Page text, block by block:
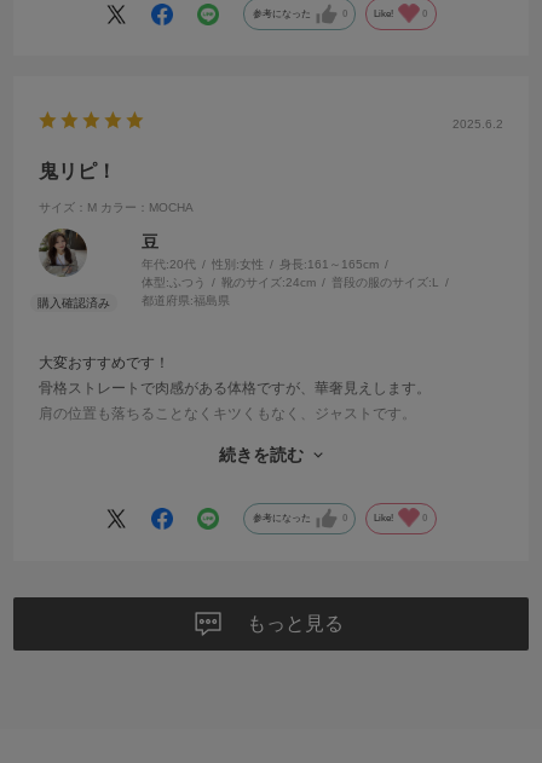
参考になった 0 Like! 0
2025.6.2
鬼リピ！
サイズ：M カラー：MOCHA
豆
年代:20代 性別:女性 身長:161～165cm
体型: ふつう 靴のサイズ:24cm 普段の服のサイズ:L
都道府県:福島県
大変おすすめです！
骨格ストレートで肉感がある体格ですが、華奢見えします。
肩の位置も落ちることなくキツくもなく、ジャストです。
生地感も良く夏も涼しく着れる点と、薄生地ですが型崩れなく体型カ
友人が着てみたいとのことで貸しましたが、とても気に入り、その場
それくらいとても推しなジャケットです！
続きを読む
参考になった 0 Like! 0
もっと見る